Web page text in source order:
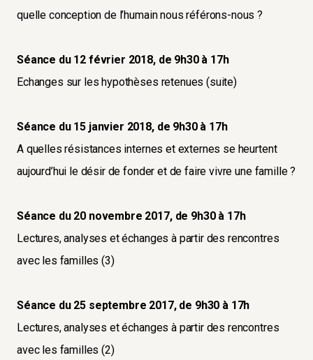
quelle conception de l’humain nous référons-nous ?
Séance du 12 février 2018, de 9h30 à 17h
Echanges sur les hypothèses retenues (suite)
Séance du 15 janvier 2018, de 9h30 à 17h
A quelles résistances internes et externes se heurtent
aujourd’hui le désir de fonder et de faire vivre une famille ?
Séance du 20 novembre 2017, de 9h30 à 17h
Lectures, analyses et échanges à partir des rencontres
avec les familles (3)
Séance du 25 septembre 2017, de 9h30 à 17h
Lectures, analyses et échanges à partir des rencontres
avec les familles (2)